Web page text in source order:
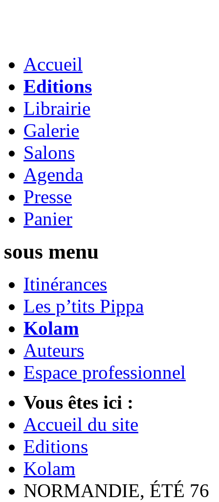
Accueil
Editions
Librairie
Galerie
Salons
Agenda
Presse
Panier
sous menu
Itinérances
Les p’tits Pippa
Kolam
Auteurs
Espace professionnel
Vous êtes ici :
Accueil du site
Editions
Kolam
NORMANDIE, ÉTÉ 76